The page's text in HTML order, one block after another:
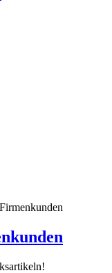
Firmenkunden